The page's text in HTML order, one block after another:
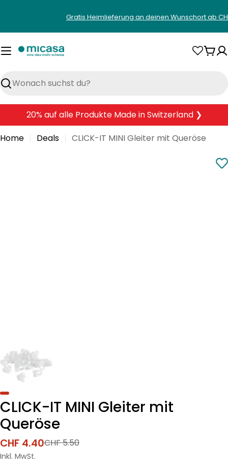
springen
Gratis Heimlieferung an deinen Wunschort ab
Suchen
20% auf alle Produkte Made in Switzerland ❯
Home
Deals CLICK-IT MINI Gleiter mit Queröse
CLICK-IT MINI Gleiter mit
Queröse
Verkaufspreis
CHF 4.40
Regulärer
Preis
CHF 5.50
Inkl. MwSt.